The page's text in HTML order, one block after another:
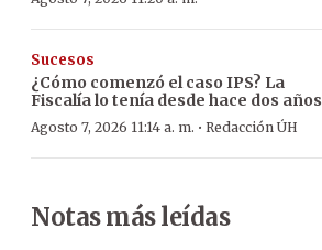
Sucesos
¿Cómo comenzó el caso IPS? La
Fiscalía lo tenía desde hace dos años
Agosto 7, 2026 11:14 a. m. · Redacción ÚH
Notas más leídas